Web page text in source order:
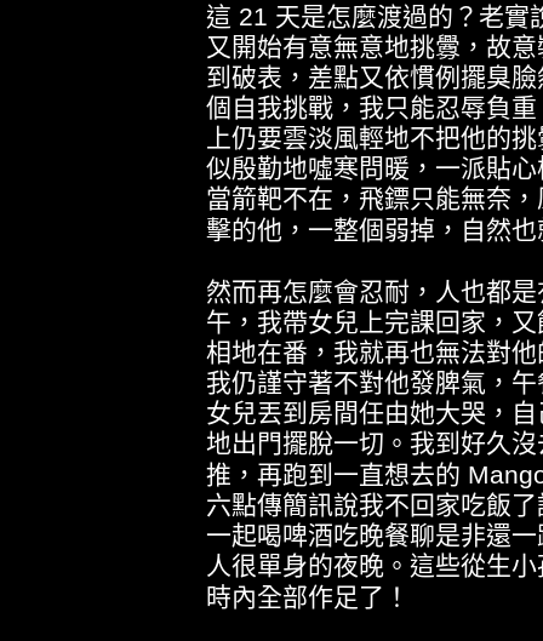
這 21 天是怎麼渡過的？老實
又開始有意無意地挑釁，故
到破表，差點又依慣例擺臭
個自我挑戰，我只能忍辱負
上仍要雲淡風輕地不把他的
似殷勤地噓寒問暖，一派貼
當箭靶不在，飛鏢只能無奈
擊的他，一整個弱掉，自然
然而再怎麼會忍耐，人也都
午，我帶女兒上完課回家，
相地在番，我就再也無法對
我仍謹守著不對他發脾氣，
女兒丟到房間任由她大哭，
地出門擺脫一切。我到好久
推，再跑到一直想去的
六點傳簡訊說我不回家吃飯
一起喝啤酒吃晚餐聊是非還
人很單身的夜晚。這些從生
時內全部作足了！